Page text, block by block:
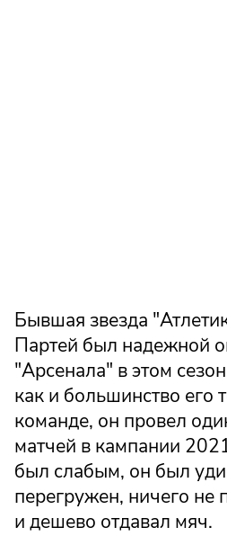
Бывшая звезда
Партей был надежной
"Арсенала" в этом
как и большинство его
команде, он провел
матчей в кампании
был слабым, он был
перегружен, ничего не
и дешево отдавал мяч.